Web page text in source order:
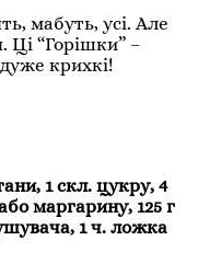
мабуть, усі. Але
Ці “Горішки” –
крихкі!
1 скл. цукру, 4
маргарину, 125 г
1 ч. ложка